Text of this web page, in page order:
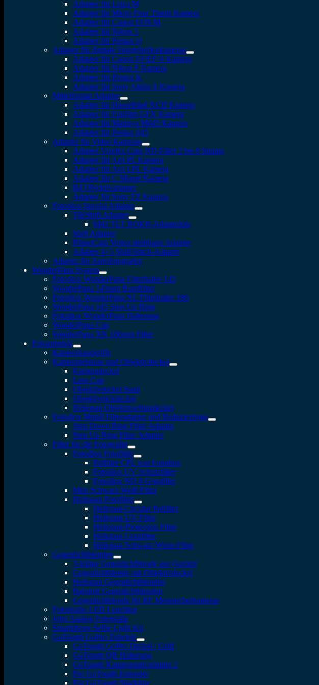
Adapter für Leica M
Adapter für Micro Four Thirds Kamera
Adapter für Canon EOS M
Adapter für Nikon 1
Adapter für Pentax Q
Adapter für digitale Spiegelreflexkameras
Adapter für Canon EF/EF-S Kamera
Adapter für Nikon F Kamera
Adapter für Pentax K
Adapter für Sony Alpha A Kamera
Mittelformat Adapter
Adapter für Hasselblad XCD Kamera
Adapter für Fujifilm GFX Kamera
Adapter für Mamiya M645 Kamera
Adapter für Pentax 645
Adapter für Video Kameras
Adapter Vizelex Cine ND-Filter 2 bis 8 Stopps
Adapter für Arri PL Kamera
Adapter für Arri LPL Kamera
Adapter für C Mount Kamera
B4 Objektivadapter
Adapter für Sony FZ Kamera
Fotodiox Spezial Adapter
Tilt/Shift Adapter
M42 TLT ROKR-Adapterkits
Shift Adapter
RhinoCam Vertex drehbarer Adapter
Adapter 4×5 Shift/Stitch-Adapter
Adapter für Astrofotografen
WonderPana System
Fotodiox WonderPana Filterhalter 145
WonderPana 145mm Rundfilter
Fotodiox WonderPana XL Filterhalter 186
WonderPana 145 Step-Up Ring
Fotodiox WonderPana Halterung
WonderPana Cap
WonderPana XK 186mm Filter
Fotozubehör
Kamerahandgriffe
Kameragehäuse und Objektivdeckel
Kameradeckel
Lens Cap
Objektivdeckel Snap
Objektivrückdeckel
Heliopan Objektivschutzdeckel
Fotodiox Metall Filteradapter und Reduzierringe
Step Down Ring Filter Adapter
Step Up Ring Filter Adapter
Filter für die Fotografie
Fotodiox Fotofilter
Polfilter CPL von Fotodiox
Fotodiox UV Schutzfilter
Fotodiox ND 8 Graufilter
Milo Schwarz-Weiß-Filter
Heliopan Fotofilter
Heliopan Circular Polfilter
Heliopan UV-Filter
Heliopan-Protection Filter
Heliopan Graufilter
Heliopan Schwarz-Weiss-Filter
Gegenlichtblenden
3-teilige Gegenlichtblende aus Gummi
Gegenlichtblende mit Objektivdeckel
Heliopan Gegenlichtblenden
Bajonett Gegenlichtblenden
Gegenlichtblende für RF Messsucherkameras
Fotostudio LED Leuchten
Jobo Analog Fotografie
Smartphone Selfie Light Kit
GoTough GoPro Zubehör
GoTough GoPro Deckel / Griff
GoTough QR Halterung
GoTough Kamerastativadapter 2
Pro GoTough Extender
Pro GoTough Sharkbite